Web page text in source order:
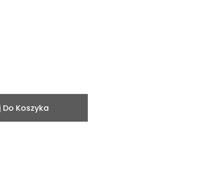
Koszyka